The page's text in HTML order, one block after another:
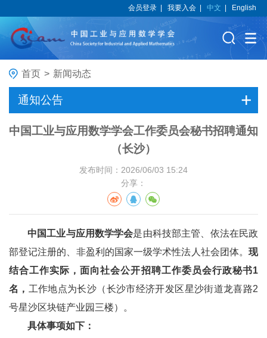
会员登录 |我要入会 |中文 English
首页 > 新闻动态
通知公告
中国工业与应用数学学会工作委员会秘书招聘通知
（长沙）
发布时间：2026/06/03 15:24
分享：
中国工业与应用数学学会是由科技部主管、依法在民政
部登记注册的、非盈利的国家一级学术性法人社会团体。现
结合工作实际，面向社会公开招聘工作委员会行政秘书1
名， 工作地点为长沙（长沙市经济开发区星沙街道龙喜路2
号星沙区块链产业园三楼）。
具体事项如下：